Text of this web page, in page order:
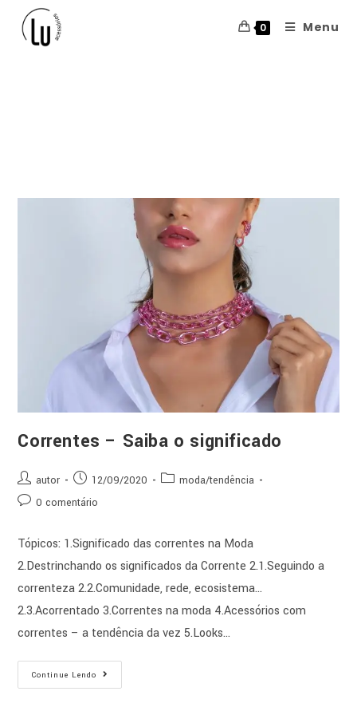
0 Menu
fashionbubb
Correntes – Saiba o significado
autor 12/09/2020
moda/tendência
0 comentário
Tópicos: 1.Significado das correntes na Moda
2.Destrinchando os significados da Corrente 2.1.Seguindo a
correnteza 2.2.Comunidade, rede, ecosistema…
2.3.Acorrentado 3.Correntes na moda 4.Acessórios com
correntes – a tendência da vez 5.Looks…
Continue Lendo